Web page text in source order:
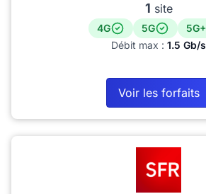
1 site
4G 5G
5G+
Débit max : 1.5 Gb/s
Voir les forfaits